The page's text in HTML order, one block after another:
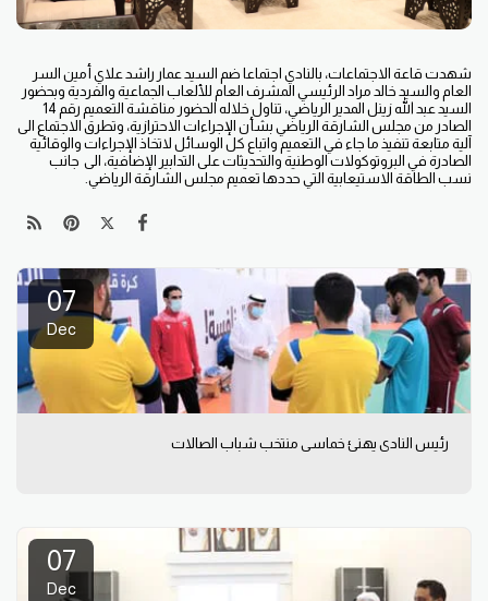
شهدت قاعة الاجتماعات، بالنادي اجتماعا ضم السيد عمار راشد علاي أمين السر
العام والسيد خالد مراد الرئيسي المشرف العام للألعاب الجماعية والفردية وبحضور
السيد عبد الله زينل المدير الرياضي، تناول خلاله الحضور مناقشة التعميم رقم 14
الصادر من مجلس الشارقة الرياضي بشأن الإجراءات الاحترازية، وتطرق الاجتماع الى
آلية متابعة تنفيذ ما جاء في التعميم واتباع كل الوسائل لاتخاذ الإجراءات والوقائية
الصادرة في البروتوكولات الوطنية والتحديثات على التدابير الإضافية، الى جانب
نسب الطاقة الاستيعابية التي حددها تعميم مجلس الشارقة الرياضي.
07
Dec
رئيس النادي يهنئ خماسي منتخب شباب الصالات
07
Dec